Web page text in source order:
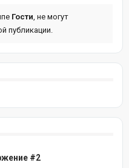
Гости, не могут
публикации.
#2